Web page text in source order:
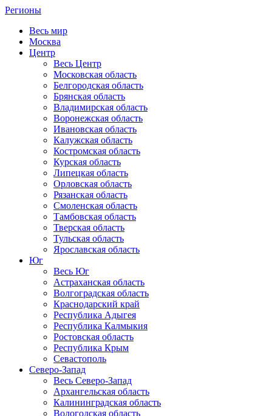
Регионы
Весь мир
Москва
Центр
Весь Центр
Московская область
Белгородская область
Брянская область
Владимирская область
Воронежская область
Ивановская область
Калужская область
Костромская область
Курская область
Липецкая область
Орловская область
Рязанская область
Смоленская область
Тамбовская область
Тверская область
Тульская область
Ярославская область
Юг
Весь Юг
Астраханская область
Волгоградская область
Краснодарский край
Республика Адыгея
Республика Калмыкия
Ростовская область
Республика Крым
Севастополь
Северо-Запад
Весь Северо-Запад
Архангельская область
Калининградская область
Вологодская область